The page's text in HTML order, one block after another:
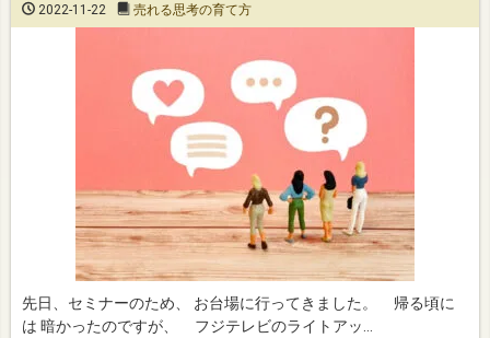
2022-11-22 売れる思考の育て方
先日、セミナーのため、 お台場に行ってきました。 帰る頃に
は 暗かったのですが、 フジテレビのライトアッ…